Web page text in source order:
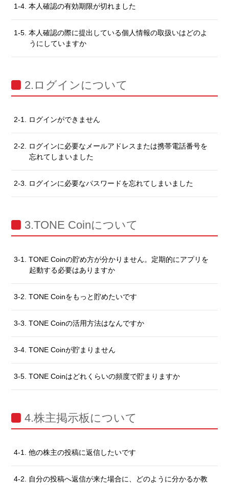
1-4. 本人確認の有効期限が切れました
1-5. 本人確認の際に提出している個人情報の取扱いはどのよ
うにしていますか
2.ログインについて
2-1. ログインができません
2-2. ログインに必要なメールアドレスまたは携帯電話番号を
忘れてしまいました
2-3. ログインに必要なパスワードを忘れてしまいました
3.TONE Coinについて
3-1. TONE Coinの貯め方が分かりません。定期的にアプリを
起動する必要はありますか
3-2. TONE Coinをもっと貯めたいです
3-3. TONE Coinの活用方法はなんですか
3-4. TONE Coinが貯まりません
3-5. TONE Coinはどれくらいの頻度で貯まりますか
4.株主掲示板について
4-1. 他の株主の投稿に返信したいです
4-2. 自分の投稿へ返信が来た場合に、どのように分かるか教